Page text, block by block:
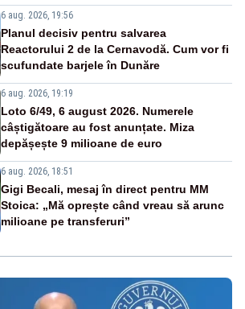
6 aug. 2026, 19:56
Planul decisiv pentru salvarea
Reactorului 2 de la Cernavodă. Cum vor fi
scufundate barjele în Dunăre
6 aug. 2026, 19:19
Loto 6/49, 6 august 2026. Numerele
câștigătoare au fost anunțate. Miza
depășește 9 milioane de euro
6 aug. 2026, 18:51
Gigi Becali, mesaj în direct pentru MM
Stoica: „Mă oprește când vreau să arunc
milioane pe transferuri”